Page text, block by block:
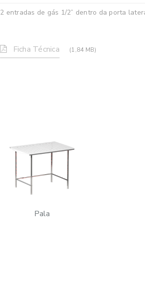
2 entradas de gás 1/2” dentro da porta
Ficha Técnica (1,84 MB)
Pala